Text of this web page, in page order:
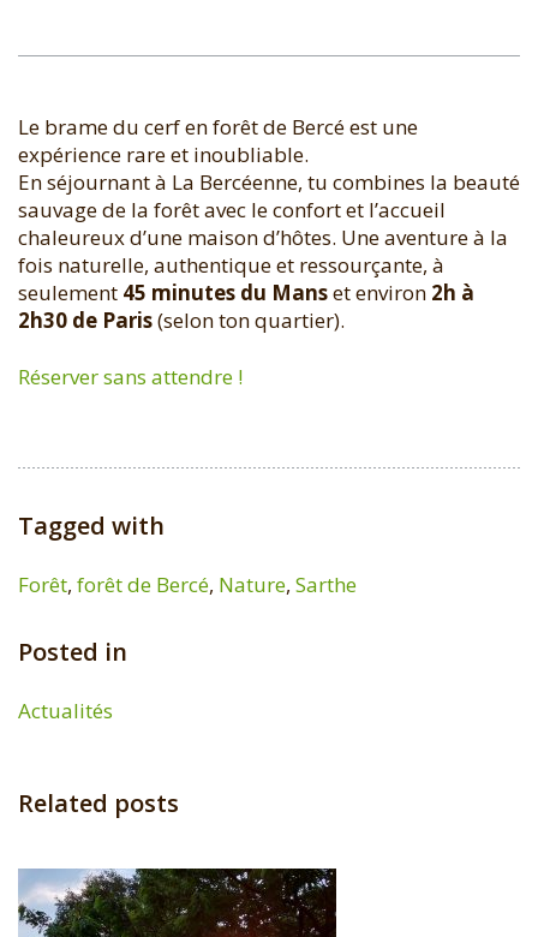
Le brame du cerf en forêt de Bercé est une
expérience rare et inoubliable.
En séjournant à La Bercéenne, tu combines la beauté
sauvage de la forêt avec le confort et l’accueil
chaleureux d’une maison d’hôtes. Une aventure à la
fois naturelle, authentique et ressourçante, à
seulement 45 minutes du Manset environ 2h à
2h30 de Paris(selon ton quartier).
Réserver sans attendre !
Tagged with
Forêt, forêt de Bercé, Nature, Sarthe
Posted in
Actualités
Related posts